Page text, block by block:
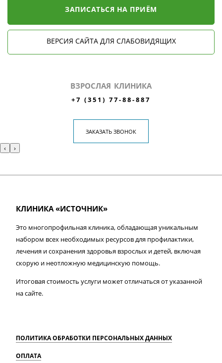
ЗАПИСАТЬСЯ НА ПРИЁМ
ВЕРСИЯ САЙТА ДЛЯ СЛАБОВИДЯЩИХ
ВЗРОСЛАЯ КЛИНИКА
+7 (351) 77-88-887
ЗАКАЗАТЬ ЗВОНОК
‹ ›
КЛИНИКА «ИСТОЧНИК»
Это многопрофильная клиника, обладающая уникальным
набором всех необходимых ресурсов для профилактики,
лечения и сохранения здоровья взрослых и детей, включая
скорую и неотложную медицинскую помощь.
Итоговая стоимость услуги может отличаться от указанной
на сайте.
ПОЛИТИКА ОБРАБОТКИ ПЕРСОНАЛЬНЫХ ДАННЫХ
ОПЛАТА